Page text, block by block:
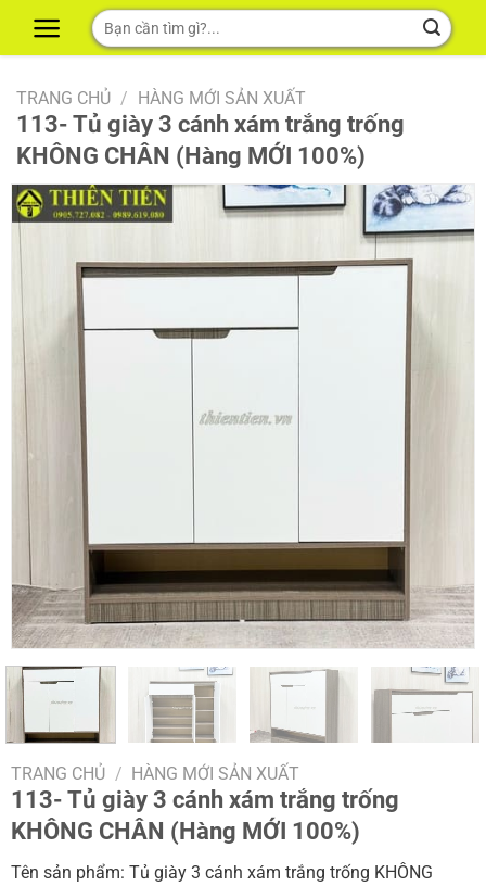
Tìm
kiếm:
TRANG CHỦ / HÀNG MỚI SẢN XUẤT
113- Tủ giày 3 cánh xám trắng trống
KHÔNG CHÂN (Hàng MỚI 100%)
TRANG CHỦ / HÀNG MỚI SẢN XUẤT
113- Tủ giày 3 cánh xám trắng trống
KHÔNG CHÂN (Hàng MỚI 100%)
Tên sản phẩm: Tủ giày 3 cánh xám trắng trống KHÔNG